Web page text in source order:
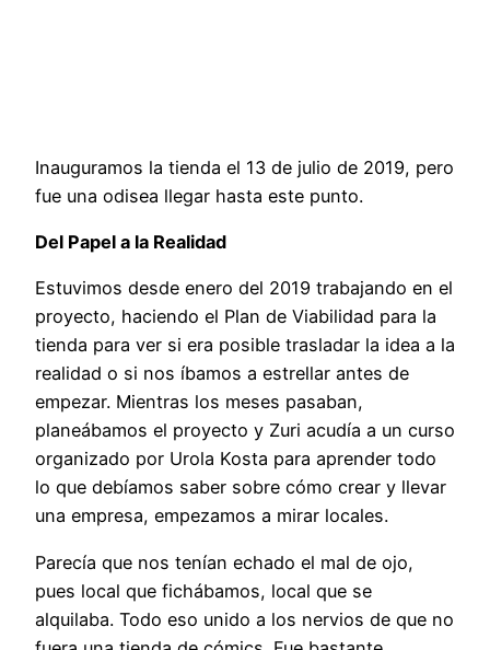
Inauguramos la tienda el 13 de julio de 2019, pero
fue una odisea llegar hasta este punto.
Del Papel a la Realidad
Estuvimos desde enero del 2019 trabajando en el
proyecto, haciendo el Plan de Viabilidad para la
tienda para ver si era posible trasladar la idea a la
realidad o si nos íbamos a estrellar antes de
empezar. Mientras los meses pasaban,
planeábamos el proyecto y Zuri acudía a un curso
organizado por Urola Kosta para aprender todo
lo que debíamos saber sobre cómo crear y llevar
una empresa, empezamos a mirar locales.
Parecía que nos tenían echado el mal de ojo,
pues local que fichábamos, local que se
alquilaba. Todo eso unido a los nervios de que no